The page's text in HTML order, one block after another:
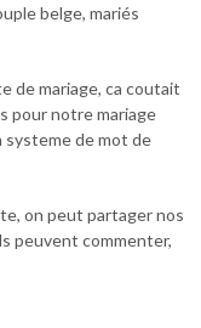
belge, mariés
de mariage, ca coutait
pour notre mariage
systeme de mot de
on peut partager nos
peuvent commenter,